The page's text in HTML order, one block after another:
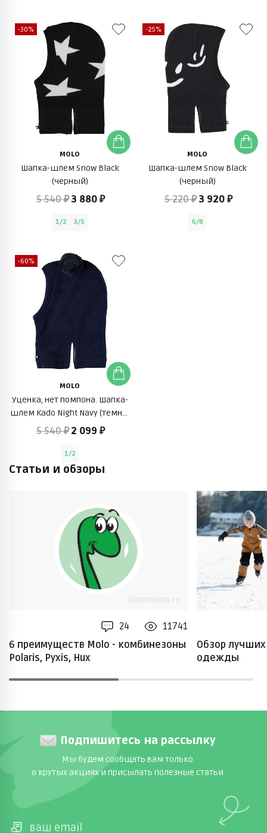
-30%
MOLO
Шапка-шлем Snow Black
(черный)
5 540 ₽3 880 ₽
1/2 3/5
-25%
MOLO
Шапка-шлем Snow Black
(черный)
5 220 ₽3 920 ₽
6/8
-60%
MOLO
Уценка, нет помпона. Шапка-
шлем Kado Night Navy (темно-
синий)
5 540 ₽ 2 099 ₽
1/2
Статьи и обзоры
24
11741
6 преимуществ Molo - комбинезоны
Polaris, Pyxis, Hux
Обзор
одежды
Подпишитесь на рассылку
Мы будем сообщать вам только
о крутых акциях и присылать полезные статьи